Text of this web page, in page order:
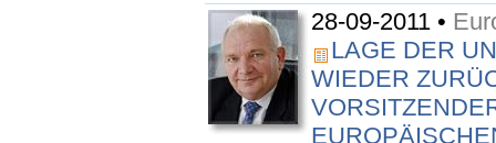
28-09-2011 •
LAGE DER
WIEDER